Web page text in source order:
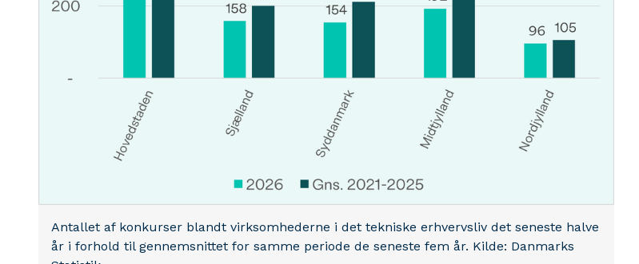
Antallet af konkurser blandt virksomhederne i det tekniske erhvervsliv det seneste halve
år i forhold til gennemsnittet for samme periode de seneste fem år. Kilde: Danmarks